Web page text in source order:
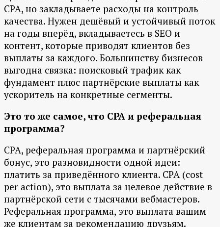
CPA, но закладываете расходы на контроль
качества. Нужен дешёвый и устойчивый поток
на годы вперёд, вкладываетесь в SEO и
контент, которые приводят клиентов без
выплаты за каждого. Большинству бизнесов
выгодна связка: поисковый трафик как
фундамент плюс партнёрские выплаты как
ускоритель на конкретные сегменты.
Это то же самое, что CPA и реферальная
программа?
CPA, реферальная программа и партнёрский
бонус, это разновидности одной идеи:
платить за приведённого клиента. CPA (cost
per action), это выплата за целевое действие в
партнёрской сети с тысячами вебмастеров.
Реферальная программа, это выплата вашим
же клиентам за рекомендацию друзьям.